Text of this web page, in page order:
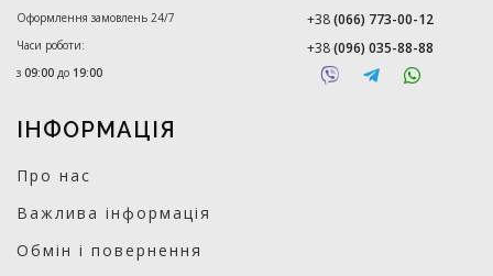
Оформлення замовлень 24/7
Часи роботи:
з 09:00 до 19:00
+38(066) 773-00-12
+38(096) 035-88-88
ІНФОРМАЦІЯ
Про нас
Важлива інформація
Обмін і повернення